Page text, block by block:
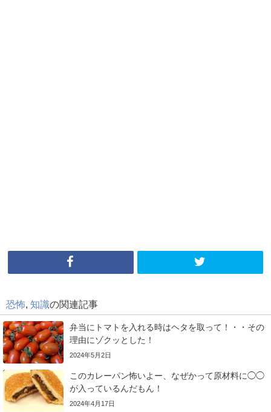
恐怖 知識の関連記事
弁当にトマトを入れる時はヘタを取って！・・その
理由にゾクッとした！
2024年5月2日
このカレーパン怖いよー、なぜかって原材料に◯◯
が入っているんだもん！
2024年4月17日